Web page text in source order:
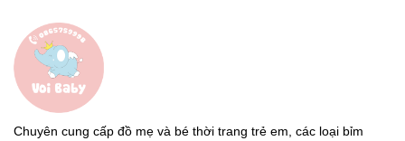
Chuyên cung cấp đồ mẹ và bé thời trang trẻ em, các loại bỉm